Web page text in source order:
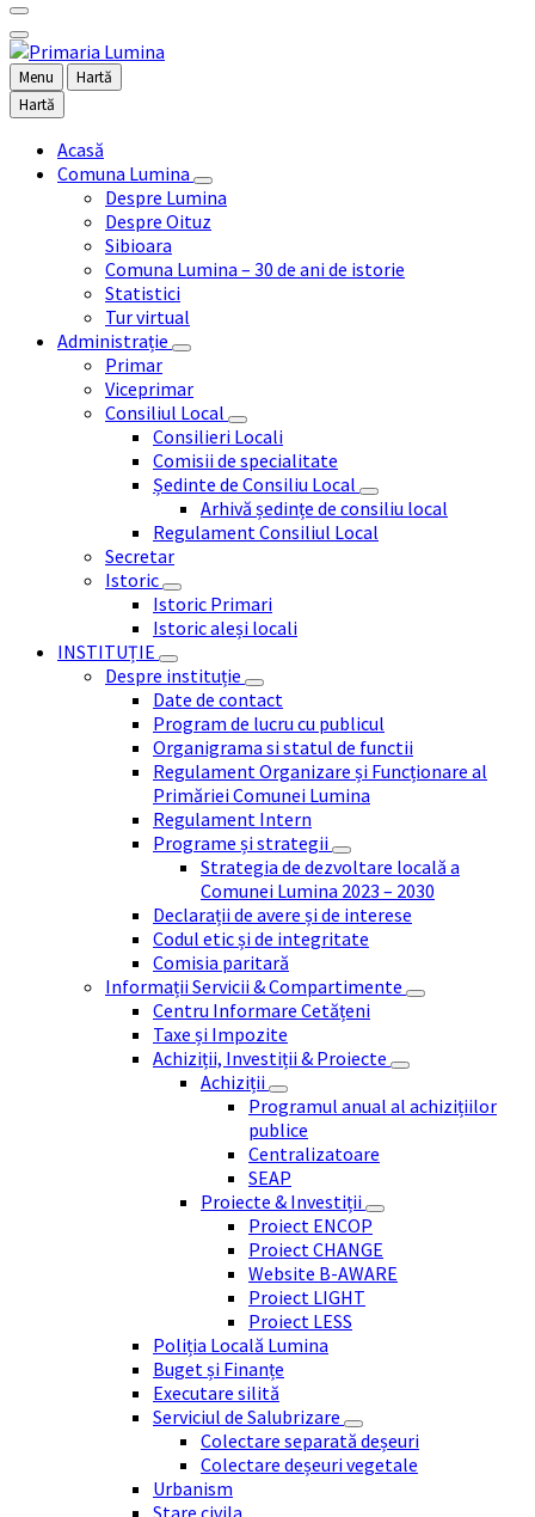
Menu
Hartă
Hartă
Acasă
Comuna Lumina
Despre Lumina
Despre Oituz
Sibioara
Comuna Lumina – 30 de ani de istorie
Statistici
Tur virtual
Administrație
Primar
Viceprimar
Consiliul Local
Consilieri Locali
Comisii de specialitate
Ședinte de Consiliu Local
Arhivă ședințe de consiliu local
Regulament Consiliul Local
Secretar
Istoric
Istoric Primari
Istoric aleși locali
INSTITUȚIE
Despre instituție
Date de contact
Program de lucru cu publicul
Organigrama si statul de functii
Regulament Organizare și Funcționare al
Primăriei Comunei Lumina
Regulament Intern
Programe și strategii
Strategia de dezvoltare locală a
Comunei Lumina 2023 – 2030
Declarații de avere și de interese
Codul etic și de integritate
Comisia paritară
Informații Servicii & Compartimente
Centru Informare Cetățeni
Taxe și Impozite
Achiziții, Investiții & Proiecte
Achiziții
Programul anual al achizițiilor
publice
Centralizatoare
SEAP
Proiecte & Investiții
Proiect ENCOP
Proiect CHANGE
Website B-AWARE
Proiect LIGHT
Proiect LESS
Poliția Locală Lumina
Buget și Finanțe
Executare silită
Serviciul de Salubrizare
Colectare separată deșeuri
Colectare deșeuri vegetale
Urbanism
Stare civila